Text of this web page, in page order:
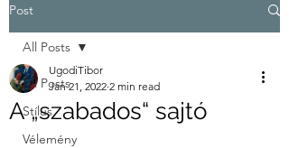
Post
All Posts
Stílus
Vélemény
All Posts
A „szabados“ sajtó
UgodiTibor
Jan 21, 2022 2 min read